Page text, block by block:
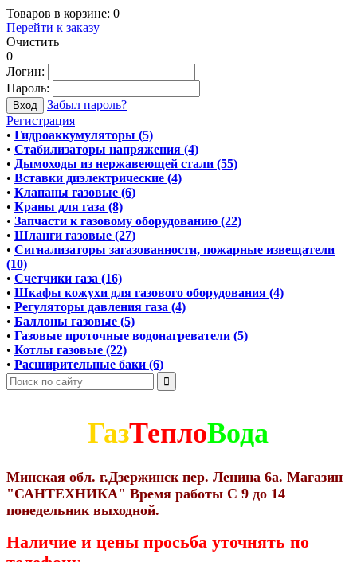
Товаров в корзине: 0
Перейти к заказу
Очистить
0
Логин:
Пароль:
Забыл пароль?
Регистрация
• Гидроаккумуляторы (5)
• Стабилизаторы напряжения (4)
• Дымоходы из нержавеющей стали (55)
• Вставки диэлектрические (4)
• Клапаны газовые (6)
• Краны для газа (8)
• Запчасти к газовому оборудованию (22)
• Шланги газовые (27)
• Сигнализаторы загазованности, пожарные извещатели
(10)
• Счетчики газа (16)
• Шкафы кожухи для газового оборудования (4)
• Регуляторы давления газа (4)
• Баллоны газовые (5)
• Газовые проточные водонагреватели (5)
• Котлы газовые (22)
• Расширительные баки (6)
ГазТеплоВода
Минская обл. г.Дзержинск пер. Ленина 6а. Магазин
"САНТЕХНИКА" Время работы С 9 до 14
понедельник выходной.
Наличие и цены просьба уточнять по